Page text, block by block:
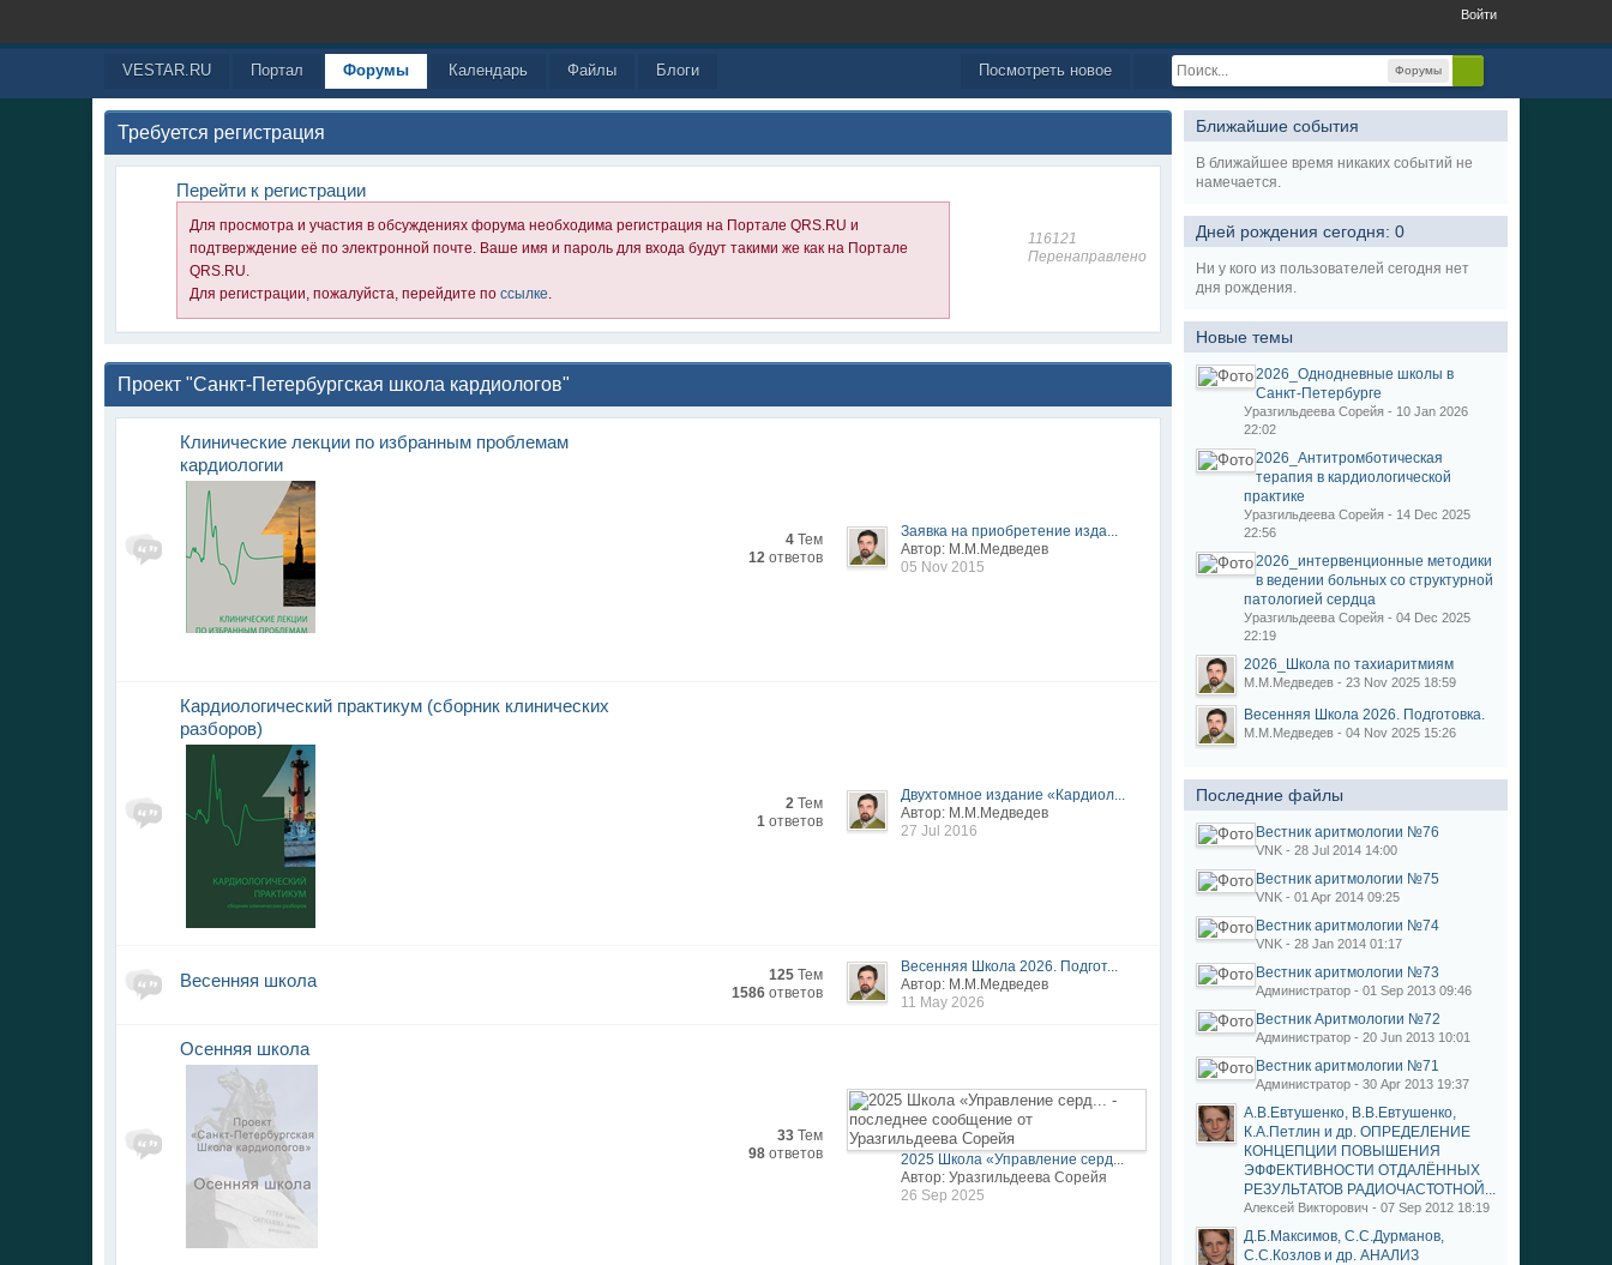
Войти
Форумы
Посмотреть новое
VESTAR.RU Портал Форумы Календарь Файлы Блоги
Требуется регистрация
Перейти к регистрации
Для просмотра и участия в обсуждениях форума необходима регистрация на Портале QRS.RU и
подтверждение её по электронной почте. Ваше имя и пароль для входа будут такими же как на Портале
QRS.RU.
Для регистрации, пожалуйста, перейдите поссылке.
116121
Перенаправлено
Проект "Санкт-Петербургская школа кардиологов"
Клинические лекции по избранным проблемам
кардиологии
4 Тем
12 ответов
Заявка на приобретение изда...
Автор: М.М.Медведев
05 Nov 2015
Кардиологический практикум (сборник клинических
разборов)
2 Тем
1 ответов
Двухтомное издание «Кардиол...
Автор: М.М.Медведев
27 Jul 2016
Весенняя школа 125 Тем
1586 ответов
Весенняя Школа 2026. Подгот...
Автор: М.М.Медведев
11 May 2026
Осенняя школа
33 Тем
98 ответов
2025 Школа «Управление серд...
Автор: Уразгильдеева Сорейя
26 Sep 2025
Ближайшие события
В ближайшее время никаких событий не
намечается.
Дней рождения сегодня: 0
Ни у кого из пользователей сегодня нет
дня рождения.
Новые темы
2026_Однодневные школы в
Санкт-Петербурге
Уразгильдеева Сорейя - 10 Jan 2026
22:02
2026_Антитромботическая
терапия в кардиологической
практике
Уразгильдеева Сорейя - 14 Dec 2025
22:56
2026_интервенционные методики
в ведении больных со структурной
патологией сердца
Уразгильдеева Сорейя - 04 Dec 2025
22:19
2026_Школа по тахиаритмиям
М.М.Медведев - 23 Nov 2025 18:59
Весенняя Школа 2026. Подготовка.
М.М.Медведев - 04 Nov 2025 15:26
Последние файлы
Вестник аритмологии №76
VNK - 28 Jul 2014 14:00
Вестник аритмологии №75
VNK - 01 Apr 2014 09:25
Вестник аритмологии №74
VNK - 28 Jan 2014 01:17
Вестник аритмологии №73
Администратор - 01 Sep 2013 09:46
Вестник Аритмологии №72
Администратор - 20 Jun 2013 10:01
Вестник аритмологии №71
Администратор - 30 Apr 2013 19:37
А.В.Евтушенко, В.В.Евтушенко,
К.А.Петлин и др. ОПРЕДЕЛЕНИЕ
КОНЦЕПЦИИ ПОВЫШЕНИЯ
ЭФФЕКТИВНОСТИ ОТДАЛЁННЫХ
РЕЗУЛЬТАТОВ РАДИОЧАСТОТНОЙ...
Алексей Викторович - 07 Sep 2012 18:19
Д.Б.Максимов, С.С.Дурманов,
С.С.Козлов и др. АНАЛИЗ